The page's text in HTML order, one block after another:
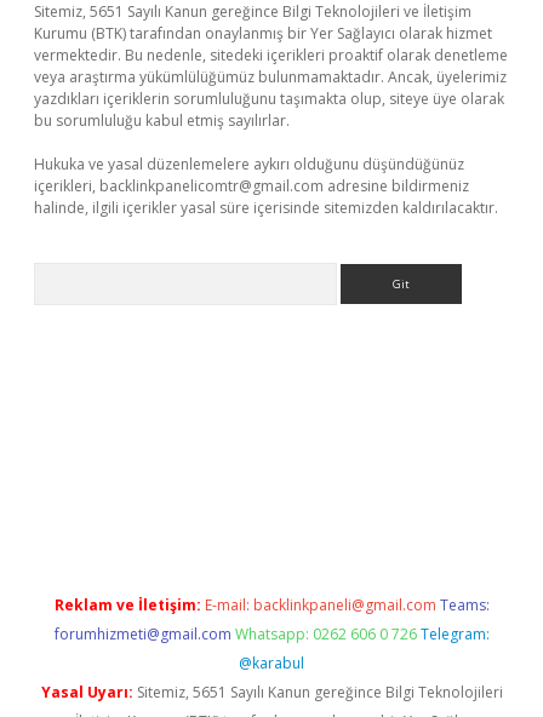
Sitemiz, 5651 Sayılı Kanun gereğince Bilgi Teknolojileri ve İletişim
Kurumu (BTK) tarafından onaylanmış bir Yer Sağlayıcı olarak hizmet
vermektedir. Bu nedenle, sitedeki içerikleri proaktif olarak denetleme
veya araştırma yükümlülüğümüz bulunmamaktadır. Ancak, üyelerimiz
yazdıkları içeriklerin sorumluluğunu taşımakta olup, siteye üye olarak
bu sorumluluğu kabul etmiş sayılırlar.
Hukuka ve yasal düzenlemelere aykırı olduğunu düşündüğünüz
içerikleri, backlinkpanelicomtr@gmail.com adresine bildirmeniz
halinde, ilgili içerikler yasal süre içerisinde sitemizden kaldırılacaktır.
Reklam ve İletişim: E-mail: backlinkpaneli@gmail.com Teams:
forumhizmeti@gmail.com Whatsapp: 0262 606 0 726 Telegram:
@karabul
Yasal Uyarı: Sitemiz, 5651 Sayılı Kanun gereğince Bilgi Teknolojileri